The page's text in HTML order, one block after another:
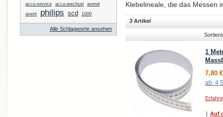
Klebelineale, die das Messen
3 Artikel
1
7,80 €
ab:
| Auf
accu-service accu-wechsel
avend
avent
philips scd 1000
Alle Schlagworte ansehen